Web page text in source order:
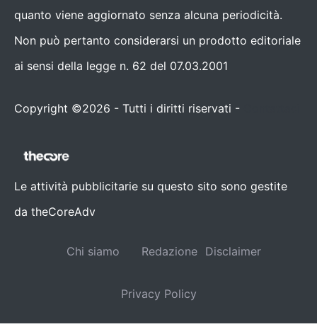
quanto viene aggiornato senza alcuna periodicità.
Non può pertanto considerarsi un prodotto editoriale
ai sensi della legge n. 62 del 07.03.2001
Copyright ©2026 - Tutti i diritti riservati -
Le attività pubblicitarie su questo sito sono gestite
da theCoreAdv
Chi siamo Redazione Disclaimer
Privacy Policy